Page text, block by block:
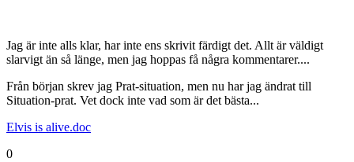
Jag är inte alls klar, har inte ens skrivit färdigt det. Allt är väldigt
slarvigt än så länge, men jag hoppas få några kommentarer....
Från början skrev jag Prat-situation, men nu har jag ändrat till
Situation-prat. Vet dock inte vad som är det bästa...
Elvis is alive.doc
0